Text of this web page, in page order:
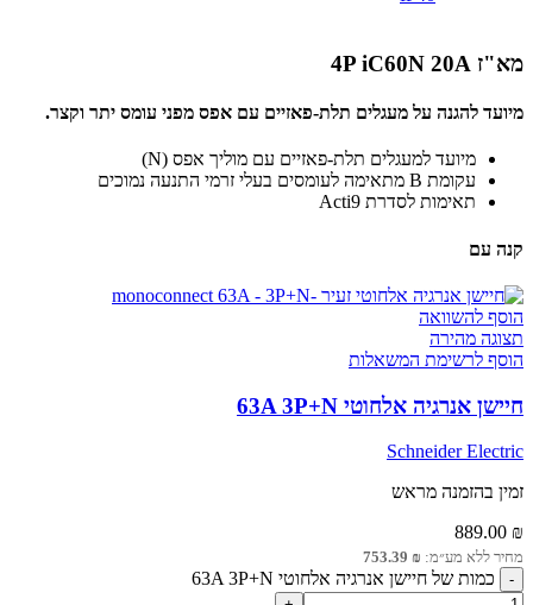
מא"ז 4P iC60N 20A
מיועד להגנה על מעגלים תלת-פאזיים עם אפס מפני עומס יתר וקצר.
מיועד למעגלים תלת-פאזיים עם מוליך אפס (N)
עקומת B מתאימה לעומסים בעלי זרמי התנעה נמוכים
תאימות לסדרת Acti9
קנה עם
הוסף להשוואה
תצוגה מהירה
הוסף לרשימת המשאלות
חיישן אנרגיה אלחוטי 63A 3P+N
Schneider Electric
זמין בהזמנה מראש
889.00 ₪
מחיר ללא מע״מ: 753.39 ₪
כמות של חיישן אנרגיה אלחוטי 63A 3P+N